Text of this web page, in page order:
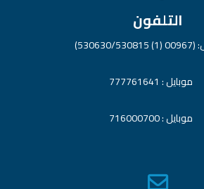
التلفون
موبايل : 777761641
موبايل : 716000700